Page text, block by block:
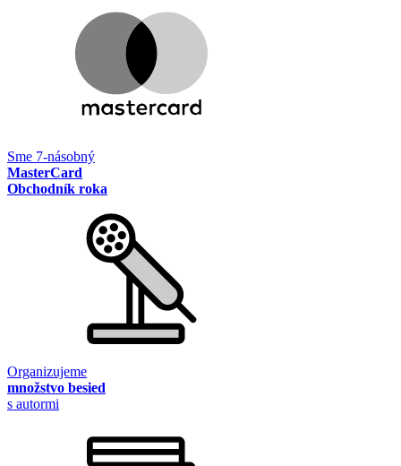
Sme 7-násobný
MasterCard
Obchodník roka
Organizujeme
množstvo besied
s autormi